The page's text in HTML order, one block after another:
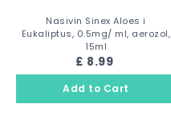
Nasivin Sinex Aloes i
Eukaliptus, 0.5mg/ ml, aerozol,
15ml
£ 8.99